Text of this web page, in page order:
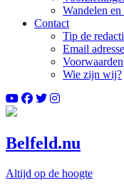
Wandelen en
Contact
Tip de
Email
Voorwaarden
Wie zijn wij?
Belfeld.nu
Altijd op de hoogte